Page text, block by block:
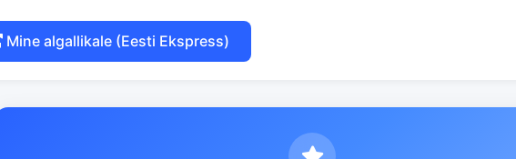
Mine algallikale (Eesti Ekspress)